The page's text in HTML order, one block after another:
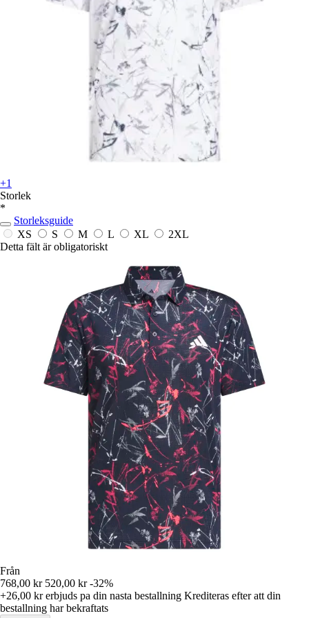
+1
Storlek
*
Storleksguide
XS
S M L XL
2XL
Detta fält är obligatoriskt
Från
768,00 kr 520,00 kr -32%
+26,00 krerbjuds pa din nasta bestallning Krediteras efter att din
bestallning har bekraftats